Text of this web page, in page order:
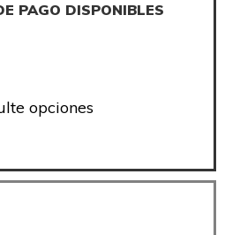
PAGO DISPONIBLES
opciones